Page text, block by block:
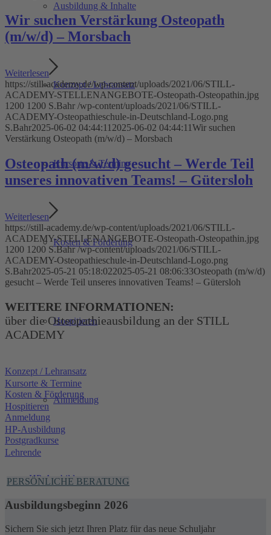
Ausbildung & Inhalte
Konzept / Lehransatz
Kursorte & Termine
Kosten & Förderung
Hospitieren
Anmeldung
HP-Ausbildung
Wir suchen Verstärkung Osteopath
(m/w/d) – Morsbach
Weiterlesen
https://still-academy.de/wp-content/uploads/2021/06/STILL-
ACADEMY-STELLENANGEBOTE-Osteopath-Osteopathin.jpg
1200 1200 S.Bahr /wp-content/uploads/2021/06/STILL-
ACADEMY-Osteopathieschule-in-Deutschland-Logo.png
S.Bahr2025-06-02 04:44:11 2025-06-02 04:44:11Wir suchen
Verstärkung Osteopath (m/w/d) – Morsbach
Osteopath (m/w/d) gesucht – Werde Teil
unseres innovativen Teams! – Gütersloh
Weiterlesen
https://still-academy.de/wp-content/uploads/2021/06/STILL-
ACADEMY-STELLENANGEBOTE-Osteopath-Osteopathin.jpg
1200 1200 S.Bahr /wp-content/uploads/2021/06/STILL-
ACADEMY-Osteopathieschule-in-Deutschland-Logo.png
S.Bahr2025-05-21 05:18:022025-05-21 08:06:33Osteopath (m/w/d)
gesucht – Werde Teil unseres innovativen Teams! – Gütersloh
WEITERE INFORMATIONEN:
über die Osteopathieausbildung an der STILL
ACADEMY
Konzept / Lehransatz
Kursorte & Termine
Kosten & Förderung
Hospitieren
Anmeldung
HP-Ausbildung
Postgradkurse
Lehrende
PERSÖNLICHE BERATUNG
Ausbildungsbeginn 2026
Sichern Sie sich jetzt Ihren Platz für das neue Schuljahr